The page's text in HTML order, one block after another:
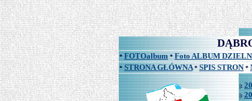
* FOTOalbum * Foto ALBUM
* STRONA GŁÓWNA * SPIS STRON *
|:
|: